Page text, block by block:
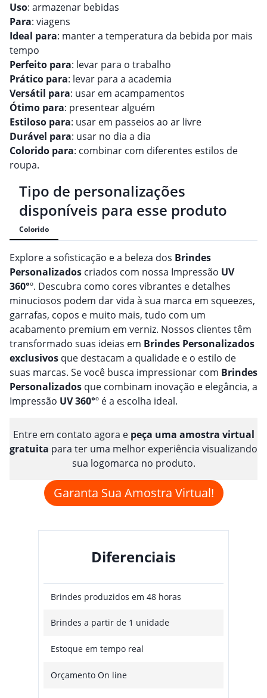
Uso: armazenar bebidas
Para: viagens
Ideal para: manter a temperatura da bebida por mais
tempo
Perfeito para: levar para o trabalho
Prático para: levar para a academia
Versátil para: usar em acampamentos
Ótimo para: presentear alguém
Estiloso para: usar em passeios ao ar livre
Durável para: usar no dia a dia
Colorido para: combinar com diferentes estilos de
roupa.
Tipo de personalizações
disponíveis para esse produto
Colorido
Explore a sofisticação e a beleza dos Brindes
Personalizados criados com nossa Impressão UV
360°º. Descubra como cores vibrantes e detalhes
minuciosos podem dar vida à sua marca em squeezes,
garrafas, copos e muito mais, tudo com um
acabamento premium em verniz. Nossos clientes têm
transformado suas ideias em Brindes Personalizados
exclusivos que destacam a qualidade e o estilo de
suas marcas. Se você busca impressionar com Brindes
Personalizados que combinam inovação e elegância, a
Impressão UV 360°º é a escolha ideal.
Entre em contato agora e peça uma amostra virtual
gratuita para ter uma melhor experiência visualizando
sua logomarca no produto.
Garanta Sua Amostra Virtual!
Diferenciais
Brindes produzidos em 48 horas
Brindes a partir de 1 unidade
Estoque em tempo real
Orçamento On line